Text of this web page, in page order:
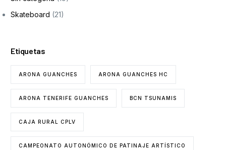
Skateboard (21)
Etiquetas
ARONA GUANCHES ARONA GUANCHES HC
ARONA TENERIFE GUANCHES BCN TSUNAMIS
CAJA RURAL CPLV
CAMPEONATO AUTONÓMICO DE PATINAJE ARTÍSTICO